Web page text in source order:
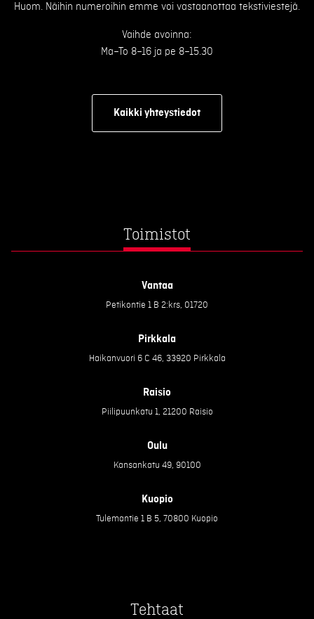
Huom. Näihin numeroihin emme voi vastaanottaa tekstiviestejä.
Vaihde avoinna:
Ma–To 8–16 ja pe 8–15.30
Kaikki yhteystiedot
Toimistot
Vantaa
Petikontie 1 B 2:krs, 01720
Pirkkala
Haikanvuori 6 C 46, 33920 Pirkkala
Raisio
Piilipuunkatu 1, 21200 Raisio
Oulu
Kansankatu 49, 90100
Kuopio
Tulemantie 1 B 5, 70800 Kuopio
Tehtaat